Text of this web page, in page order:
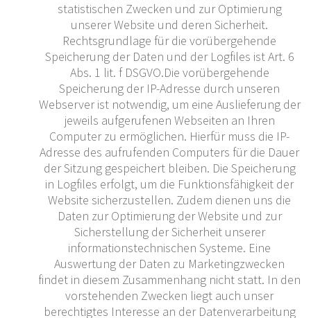
statistischen Zwecken und zur Optimierung
unserer Website und deren Sicherheit.
Rechtsgrundlage für die vorübergehende
Speicherung der Daten und der Logfiles ist Art. 6
Abs. 1 lit. f DSGVO.Die vorübergehende
Speicherung der IP-Adresse durch unseren
Webserver ist notwendig, um eine Auslieferung der
jeweils aufgerufenen Webseiten an Ihren
Computer zu ermöglichen. Hierfür muss die IP-
Adresse des aufrufenden Computers für die Dauer
der Sitzung gespeichert bleiben. Die Speicherung
in Logfiles erfolgt, um die Funktionsfähigkeit der
Website sicherzustellen. Zudem dienen uns die
Daten zur Optimierung der Website und zur
Sicherstellung der Sicherheit unserer
informationstechnischen Systeme. Eine
Auswertung der Daten zu Marketingzwecken
findet in diesem Zusammenhang nicht statt. In den
vorstehenden Zwecken liegt auch unser
berechtigtes Interesse an der Datenverarbeitung